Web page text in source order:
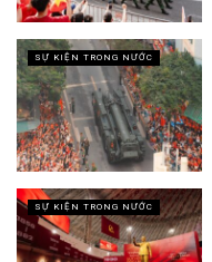
SỰ KIỆN TRONG NƯỚC
SỰ KIỆN TRONG NƯỚC